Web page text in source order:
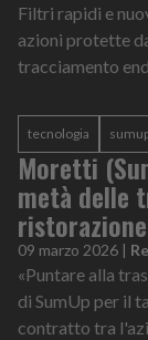
Filtri rapidi e
azioni protette
tracciamento
tecnologia
Moretti
metà delle
09 marzo 2026 |
«Puntare alla
di SumUp per il
contratto tra